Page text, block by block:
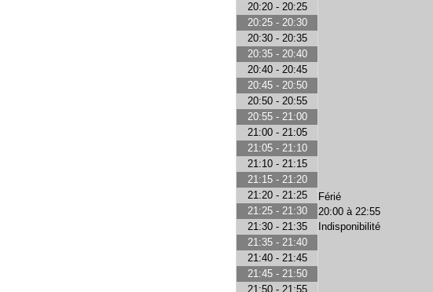
Férié
20:00 à 22:55
Indisponibilité
20:20 - 20:25
20:25 - 20:30
20:30 - 20:35
20:35 - 20:40
20:40 - 20:45
20:45 - 20:50
20:50 - 20:55
20:55 - 21:00
21:00 - 21:05
21:05 - 21:10
21:10 - 21:15
21:15 - 21:20
21:20 - 21:25
21:25 - 21:30
21:30 - 21:35
21:35 - 21:40
21:40 - 21:45
21:45 - 21:50
21:50 - 21:55